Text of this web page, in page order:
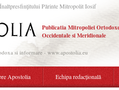
Părinte Mitropolit Iosif
Publicatia Mitropoliei
Occidentale si Meridionale
si informare - www.apostolia.eu
Apostolia Echipa redacțională